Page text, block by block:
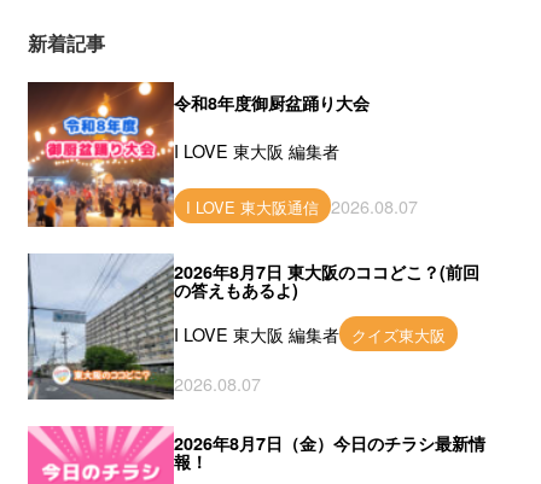
新着記事
令和8年度御厨盆踊り大会
I LOVE 東大阪 編集者
I LOVE 東大阪通信 2026.08.07
2026年8月7日 東大阪のココどこ？(前回
の答えもあるよ)
I LOVE 東大阪 編集者 クイズ東大阪
2026.08.07
2026年8月7日（金）今日のチラシ最新情
報！